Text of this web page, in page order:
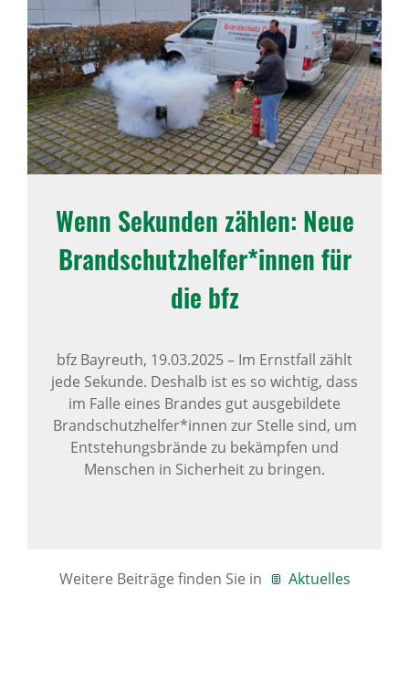
Wenn Sekunden zählen: Neue
Brand­schutz­helfer*innen für
die bfz
bfz Bayreuth, 19.03.2025– Im Ernstfall zählt
jede Sekunde. Deshalb ist es so wichtig, dass
im Falle eines Brandes gut ausgebildete
Brandschutzhelfer*innen zur Stelle sind, um
Entstehungsbrände zu bekämpfen und
Menschen in Sicherheit zu bringen.
Weitere Beiträge finden Sie in Aktuelles